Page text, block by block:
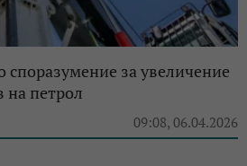
за увеличение
на петрол
09:08, 06.04.2026